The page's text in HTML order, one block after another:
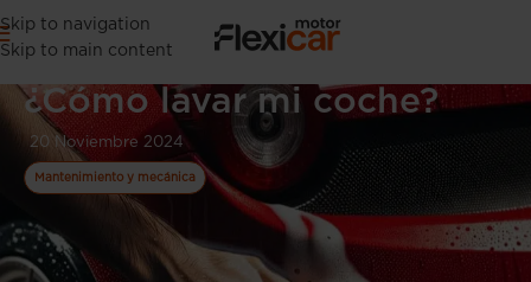
Skip to navigation
Skip to main content
¿Cómo lavar mi coche?
20 Noviembre 2024
Mantenimiento y mecánica